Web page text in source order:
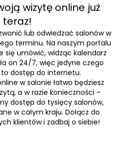
wizytę online już
teraz!
lub odwiedzać salonów w
terminu. Na naszym portalu
się umówić, widząc kalendarz
on 24/7, więc jedyne czego
dostęp do internetu.
w salonie łatwo będziesz
a w razie konieczności –
dostęp do tysięcy salonów,
w całym kraju. Dołącz do
klientów i zadbaj o siebie!